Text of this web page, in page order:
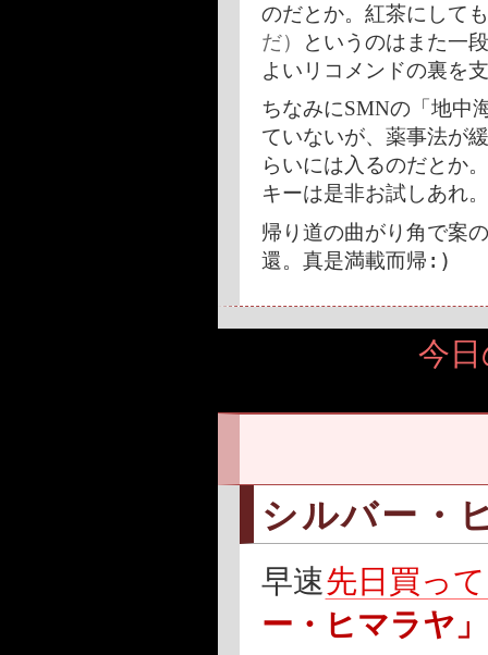
のだとか。紅茶にして
だ）
というのはまた一
よいリコメンドの裏を
ちなみにSMNの「地中
ていないが、薬事法が
らいには入るのだとか
キーは是非お試しあれ。
帰り道の曲がり角で案
還。真是満載而帰 :)
今
シルバー・
早速先日買っ
ー・ヒマラヤ」